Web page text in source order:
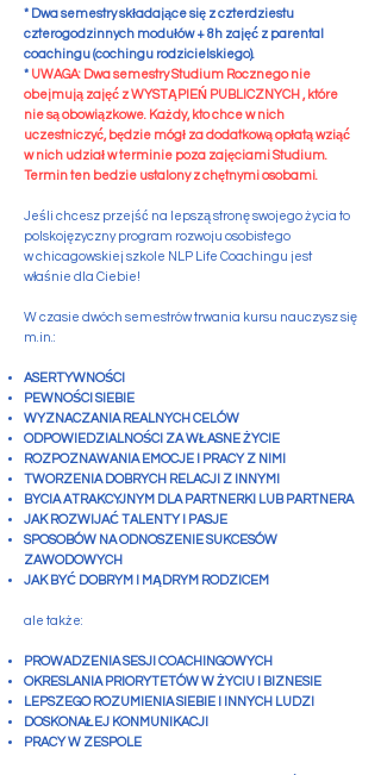
* Dwa semestry składające się z czterdziestu
czterogodzinnych modułów + 8h zajęć z parental
coachingu (cochingu rodzicielskiego).
* UWAGA: Dwa semestry Studium Rocznego nie
obejmują zajęć z WYSTĄPIEŃ PUBLICZNYCH , które
nie są obowiązkowe. Każdy, kto chce w nich
uczestniczyć, będzie mógł za dodatkową opłatą wziąć
w nich udział w terminie poza zajęciami Studium.
Termin ten bedzie ustalony z chętnymi osobami.
Jeśli chcesz przejść na lepszą stronę swojego życia to
polskojęzyczny program rozwoju osobistego
w chicagowskiej szkole NLP Life Coachingu jest
właśnie dla Ciebie!
W czasie dwóch semestrów trwania kursu nauczysz się
m.in.:
ASERTYWNOŚCI
PEWNOŚCI SIEBIE
WYZNACZANIA REALNYCH CELÓW
ODPOWIEDZIALNOŚCI ZA WŁASNE ŻYCIE
ROZPOZNAWANIA EMOCJE I PRACY Z NIMI
TWORZENIA DOBRYCH RELACJI Z INNYMI
BYCIA ATRAKCYJNYM DLA PARTNERKI LUB PARTNERA
JAK ROZWIJAĆ TALENTY I PASJE
SPOSOBÓW NA ODNOSZENIE SUKCESÓW
ZAWODOWYCH
JAK BYĆ DOBRYM I MĄDRYM RODZICEM
ale także:
PROWADZENIA SESJI COACHINGOWYCH
OKRESLANIA PRIORYTETÓW W ŻYCIU I BIZNESIE
LEPSZEGO ROZUMIENIA SIEBIE I INNYCH LUDZI
DOSKONAŁEJ KONMUNIKACJI
PRACY W ZESPOLE